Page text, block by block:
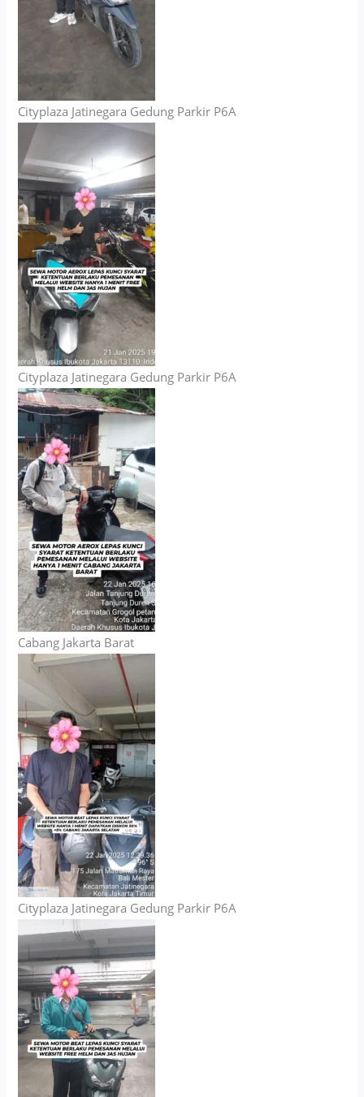
Cityplaza Jatinegara Gedung Parkir P6A
Cityplaza Jatinegara Gedung Parkir P6A
Cabang Jakarta Barat
Cityplaza Jatinegara Gedung Parkir P6A